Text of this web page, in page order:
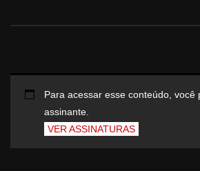
Para acessar esse conteúdo, você
assinante.
VER ASSINATURAS